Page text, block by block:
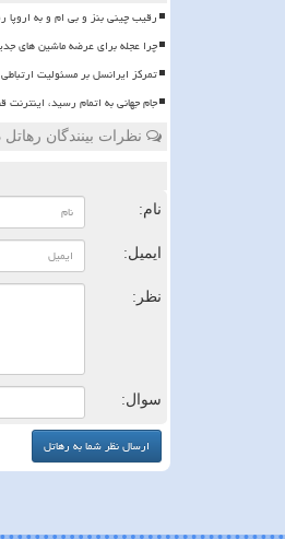
رقیب چینی بنز و بی ام و به اروپا
چرا عجله برای عرضه ماشین های
تمرکز ایرانسل بر مسئولیت
️جام جهانی به اتمام رسید،
نظرات بینندگان
نام:
ایمیل:
نظر:
سوال: